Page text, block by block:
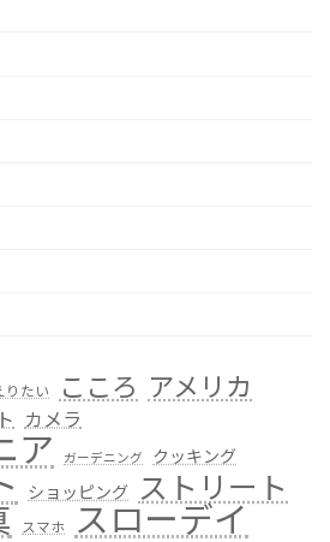
りたい こころ アメリカ
カメラ
ア ガーデニング クッキング
ショッピング ストリート
スマホ スローデイ